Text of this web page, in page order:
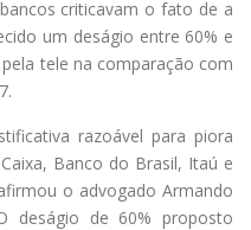
criticavam o fato de a
um deságio entre 60% e
tele na comparação com
razoável para piora
Banco do Brasil, Itaú e
o advogado Armando
deságio de 60% proposto